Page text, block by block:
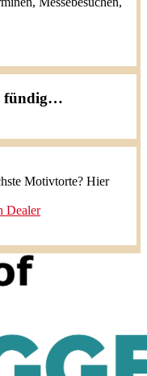
fündig…
Motivtorte? Hier
Dealer